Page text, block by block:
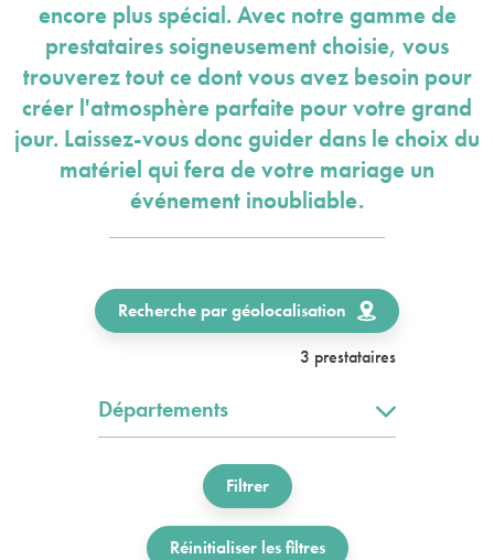
encore plus spécial. Avec notre gamme de
prestataires soigneusement choisie, vous
trouverez tout ce dont vous avez besoin pour
créer l'atmosphère parfaite pour votre grand
jour. Laissez-vous donc guider dans le choix du
matériel qui fera de votre mariage un
événement inoubliable.
Recherche par géolocalisation
3 prestataires
Départements
Filtrer
Réinitialiser les filtres